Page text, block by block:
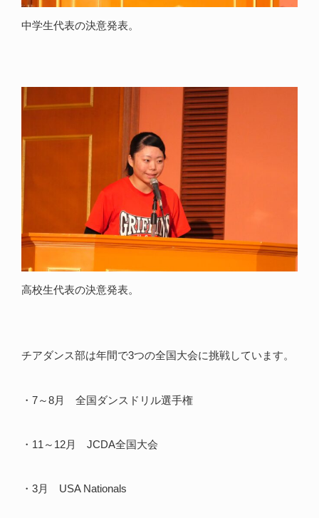
中学生代表の決意発表。
高校生代表の決意発表。
チアダンス部は年間で3つの全国大会に挑戦しています。
・7～8月 全国ダンスドリル選手権
・11～12月 JCDA全国大会
・3月 USA Nationals